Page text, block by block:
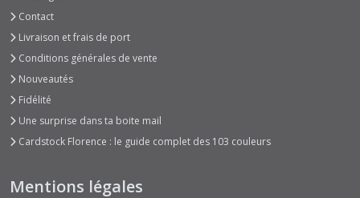
Contact
Livraison et frais de port
Conditions générales de vente
Nouveautés
Fidélité
Une surprise dans ta boite mail
Cardstock Florence : le guide complet des 103 couleurs
Mentions légales